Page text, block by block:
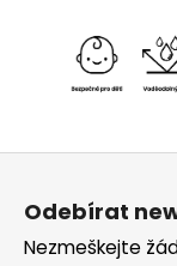
Z
Odebírat
Nezmeškejte